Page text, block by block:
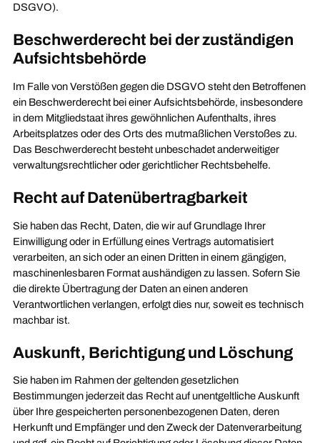
DSGVO).
Beschwerde­recht bei der zuständigen
Aufsichts­behörde
Im Falle von Verstößen gegen die DSGVO steht den Betroffenen
ein Beschwerderecht bei einer Aufsichtsbehörde, insbesondere
in dem Mitgliedstaat ihres gewöhnlichen Aufenthalts, ihres
Arbeitsplatzes oder des Orts des mutmaßlichen Verstoßes zu.
Das Beschwerderecht besteht unbeschadet anderweitiger
verwaltungsrechtlicher oder gerichtlicher Rechtsbehelfe.
Recht auf Daten­übertrag­barkeit
Sie haben das Recht, Daten, die wir auf Grundlage Ihrer
Einwilligung oder in Erfüllung eines Vertrags automatisiert
verarbeiten, an sich oder an einen Dritten in einem gängigen,
maschinenlesbaren Format aushändigen zu lassen. Sofern Sie
die direkte Übertragung der Daten an einen anderen
Verantwortlichen verlangen, erfolgt dies nur, soweit es technisch
machbar ist.
Auskunft, Berichtigung und Löschung
Sie haben im Rahmen der geltenden gesetzlichen
Bestimmungen jederzeit das Recht auf unentgeltliche Auskunft
über Ihre gespeicherten personenbezogenen Daten, deren
Herkunft und Empfänger und den Zweck der Datenverarbeitung